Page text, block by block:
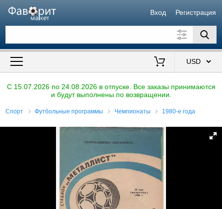
Вход Регистрация
Искать также в описании
C 15.07.2026 по 24.08.2026 в отпуске. Все заказы принимаются
и будут выполнены по возвращении.
Спорт Футбольные программы Чемпионаты 1980-е года